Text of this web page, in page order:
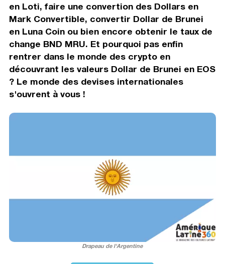
en Loti, faire une convertion des Dollars en
Mark Convertible, convertir Dollar de Brunei
en Luna Coin ou bien encore obtenir le taux de
change BND MRU. Et pourquoi pas enfin
rentrer dans le monde des crypto en
découvrant les valeurs Dollar de Brunei en EOS
? Le monde des devises internationales
s'ouvrent à vous !
Drapeau de l'Argentine